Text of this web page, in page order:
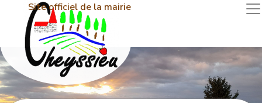
Site officiel de la mairie